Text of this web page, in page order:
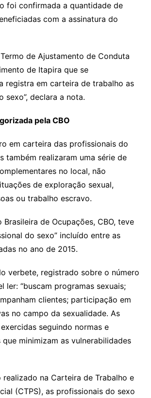
foi confirmada a quantidade de
com a assinatura do
de Ajustamento de Conduta
de Itapira que se
registra em carteira de trabalho as
sexo”, declara a nota.
pela CBO
em carteira das profissionais do
também realizaram uma série de
no local, não
de exploração sexual,
ou trabalho escravo.
Brasileira de Ocupações, CBO, teve
do sexo” incluído entre as
no ano de 2015.
verbete, registrado sobre o número
ler: “buscam programas sexuais;
clientes; participação em
no campo da sexualidade. As
seguindo normas e
minimizam as vulnerabilidades
na Carteira de Trabalho e
(CTPS), as profissionais do sexo